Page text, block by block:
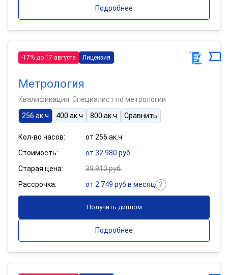
Подробнее
-17% до 17 августа Лицензия
Метрология
Квалификация: Специалист по метрологии
256 ак.ч
400 ак.ч 800 ак.ч Сравнить
Кол-во часов:
от 256 ак.ч
Стоимость:
от 32 980 руб.
Старая цена:
39 910 руб.
Рассрочка:
от 2 749 руб в месяц
Получить диплом
Подробнее